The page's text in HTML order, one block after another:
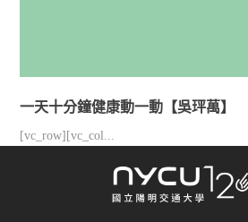
一天十分鐘健康動一動【吳玶萬】
[vc_row][vc_col...